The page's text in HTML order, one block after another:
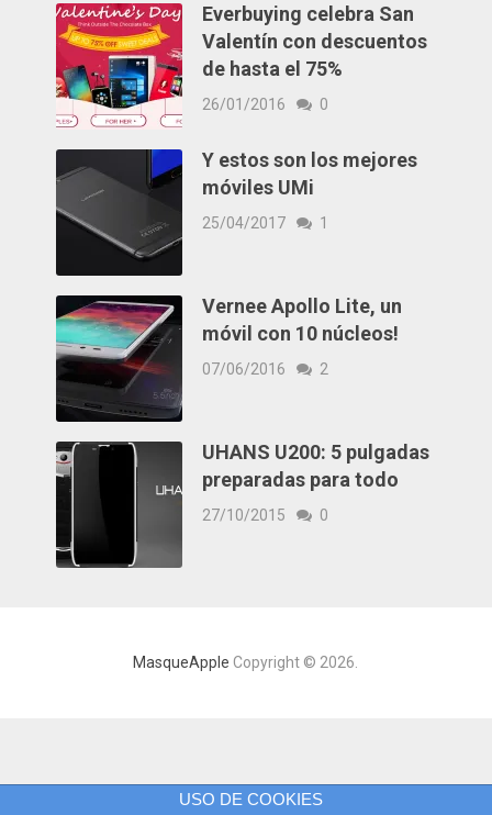
Everbuying celebra San
Valentín con descuentos
de hasta el 75%
26/01/2016 0
Y estos son los mejores
móviles UMi
25/04/2017 1
Vernee Apollo Lite, un
móvil con 10 núcleos!
07/06/2016 2
UHANS U200: 5 pulgadas
preparadas para todo
27/10/2015 0
MasqueApple Copyright © 2026.
USO DE COOKIES